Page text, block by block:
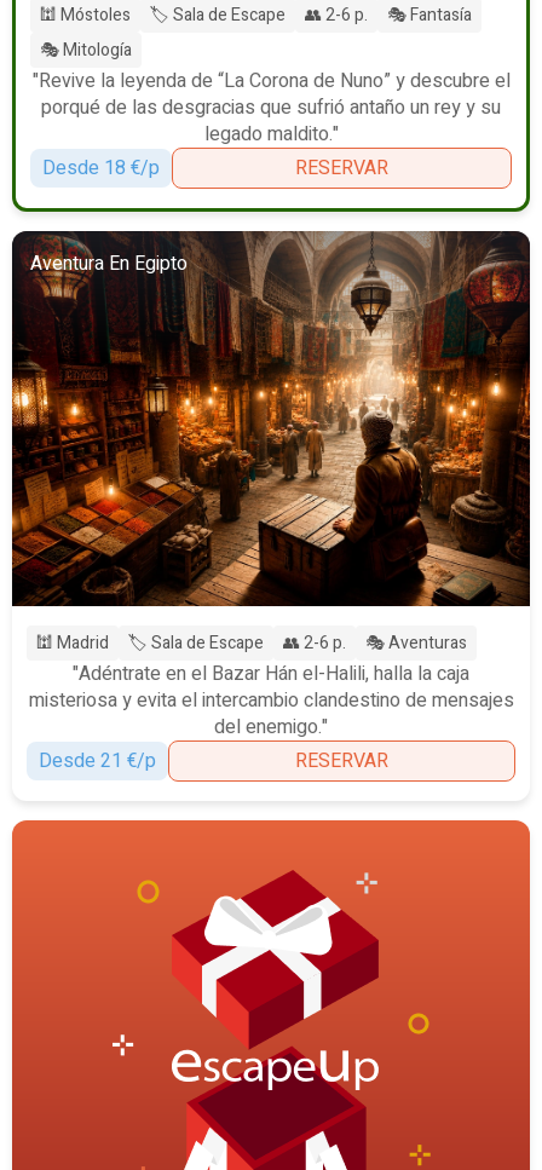
🕍 Móstoles 🏷️ Sala de Escape 👥 2-6 p.
🎭 Fantasía
🎭 Mitología
"Revive la leyenda de “La Corona de Nuno” y descubre el
porqué de las desgracias que sufrió antaño un rey y su
legado maldito."
Desde 18 €/p
RESERVAR
Aventura En Egipto
🕍 Madrid 🏷️ Sala de Escape 👥 2-6 p. 🎭 Aventuras
"Adéntrate en el Bazar Hán el-Halili, halla la caja
misteriosa y evita el intercambio clandestino de mensajes
del enemigo."
Desde 21 €/p
RESERVAR